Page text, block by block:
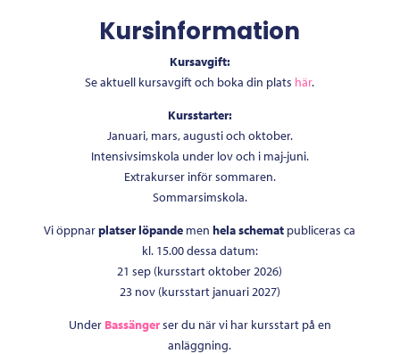
Kursinformation
Kursavgift:
Se aktuell kursavgift och boka din plats här.
Kursstarter:
Januari, mars, augusti och oktober.
Intensivsimskola under lov och i maj-juni.
Extrakurser inför sommaren.
Sommarsimskola.
Vi öppnarplatser löpande menhela schemat publiceras ca
kl. 15.00 dessa datum:
21 sep (kursstart oktober 2026)
23 nov (kursstart januari 2027)
Under Bassängerser du när vi har kursstart på en
anläggning.